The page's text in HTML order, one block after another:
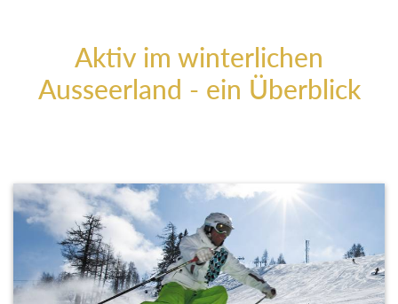
Aktiv im winterlichen
Ausseerland - ein Überblick